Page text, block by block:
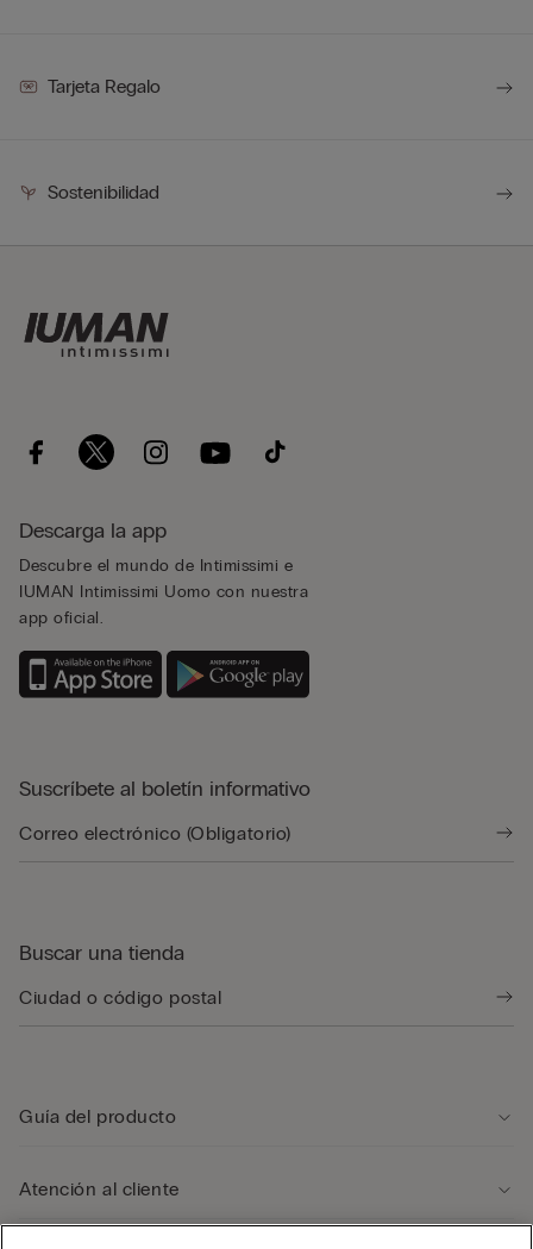
Tarjeta Regalo
Sostenibilidad
Descarga la app
Descubre el mundo de Intimissimi e
IUMAN Intimissimi Uomo con nuestra
app oficial.
Suscríbete al boletín informativo
Buscar una tienda
Guía del producto
Atención al cliente